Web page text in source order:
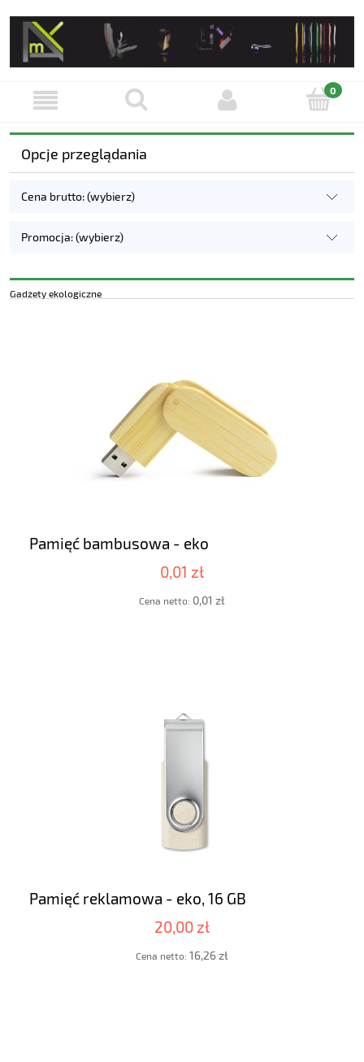
Opcje przeglądania
Cena brutto: (wybierz)
Promocja: (wybierz)
Gadżety ekologiczne
Pamięć bambusowa - eko
0,01 zł
Cena netto: 0,01 zł
Pamięć reklamowa - eko, 16 GB
20,00 zł
Cena netto: 16,26 zł